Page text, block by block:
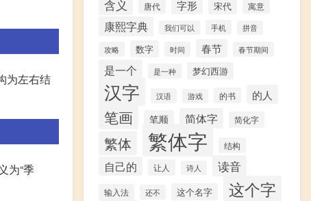
为左右结
为“季
含义 唐代 字形 宋代 寓意
康熙字典 我们可以 手机 拼音
攻略 数字 时间 春节 春节期间
是一个 是一种 梦幻西游
汉字 汉语 游戏 的书 的人
笔画 笔顺 简体字 简化字
繁体 繁体字 结构
自己的 让人 诗人 读音
输入法 还不 这个名字 这个字